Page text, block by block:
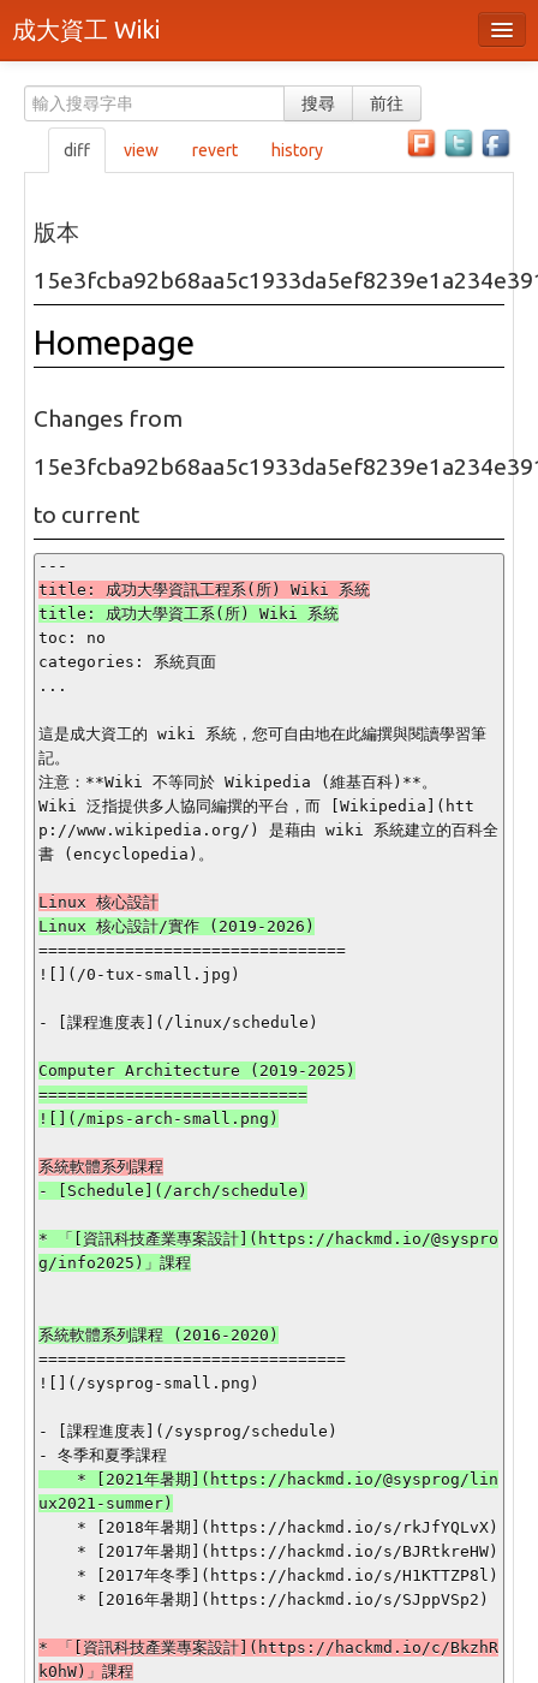
成大資工 Wiki
分類
隨機頁面
最近活動
上傳檔案
頁面原始檔
可列印版本
刪除本頁
登入 / 註冊帳號
搜尋 前往
diff view revert history
版本
Homepage
Changes from
to current
toc: no
categories: 系統頁面
...
這是成大資工的 wiki 系統，您可自由地在此編撰與閱讀學習筆
記。
注意：**Wiki 不等同於 Wikipedia (維基百科)**。
Wiki 泛指提供多人協同編撰的平台，而 [Wikipedia](htt
p://www.wikipedia.org/) 是藉由 wiki 系統建立的百科全
書 (encyclopedia)。
================================
![](/0-tux-small.jpg)
- [課程進度表](/linux/schedule)
Computer Architecture (2019-2025)
============================
- [Schedule](/arch/schedule)
* 「[資訊科技產業專案設計](https://hackmd.io/@syspro
g/info2025)」課程
================================
![](/sysprog-small.png)
- [課程進度表](/sysprog/schedule)
* 「[資訊科技產業專案設計](https://hackmd.io/c/BkzhR
k0hW)」課程